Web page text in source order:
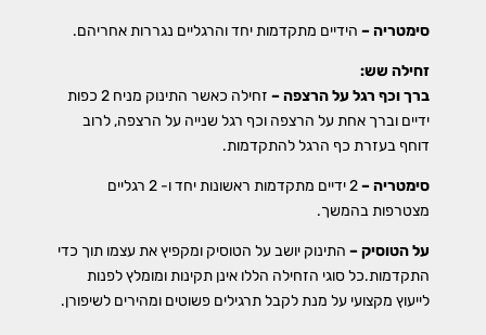
סימטריה – הידיים מתקדמות יחד והרגליים נגררות אחריהם.
זחילה שש:
ברך וכף רגל על הרצפה –
זחילה כאשר התינוק מניח 2 כפות
ידיים וברך אחת על הרצפה וכף רגל שנייה על הרצפה, לרוב
דוחף בעזרת כף הרגל להתקדמות.
סימטריה –
2 ידיים מתקדמות ראשונות יחד ו- 2 רגליים
מצטרפות בהמשך.
על הטוסיק – התינוק יושב על הטוסיק ומקפיץ את עצמו תוך כדי
התקדמות.כל סוגי הזחילה הללו אינן תקינות ומומלץ לפנות
לייעוץ מקצועי על מנת לקבל תרגילים פשוטים ומהירים לשיפורן.